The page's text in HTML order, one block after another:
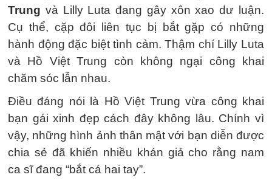
Trung và Lilly Luta đang gây xôn xao dư luận.
Cụ thể, cặp đôi liên tục bị bắt gặp có những
hành động đặc biệt tình cảm. Thậm chí Lilly Luta
và Hồ Việt Trung còn không ngại công khai
chăm sóc lẫn nhau.
Điều đáng nói là Hồ Việt Trung vừa công khai
bạn gái xinh đẹp cách đây không lâu. Chính vì
vậy, những hình ảnh thân mật với bạn diễn được
chia sẻ đã khiến nhiều khán giả cho rằng nam
ca sĩ đang “bắt cá hai tay”.